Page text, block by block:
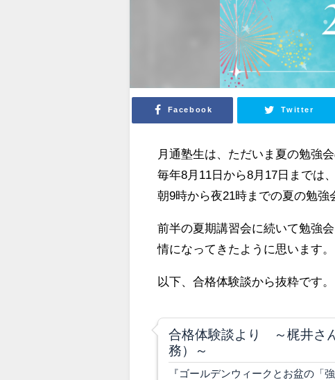
Facebook Twitter
月通塾生は、ただいま夏の勉強
毎年8月11日から8月17日までは
朝9時から夜21時までの夏の勉強
前半の夏期講習会に続いて勉強
情になってきたように思います。
以下、合格体験談から抜粋です。
合格体験談より ～梶井さ
務）～
『ゴールデンウィークとお盆の「